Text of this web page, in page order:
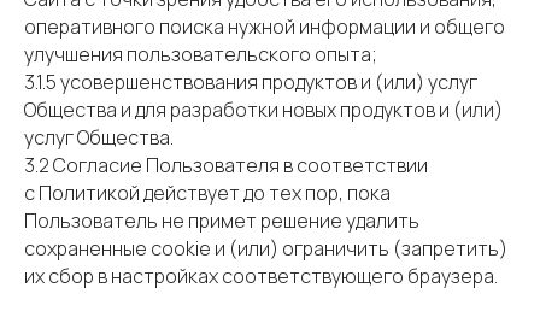
оперативного поиска нужной информации и общего
улучшения пользовательского опыта;
3.1.5 усовершенствования продуктов и (или) услуг
Общества и для разработки новых продуктов и (или)
услуг Общества.
3.2 Согласие Пользователя в соответствии
с Политикой действует до тех пор, пока
Пользователь не примет решение удалить
сохраненные cookie и (или) ограничить (запретить)
их сбор в настройках соответствующего браузера.